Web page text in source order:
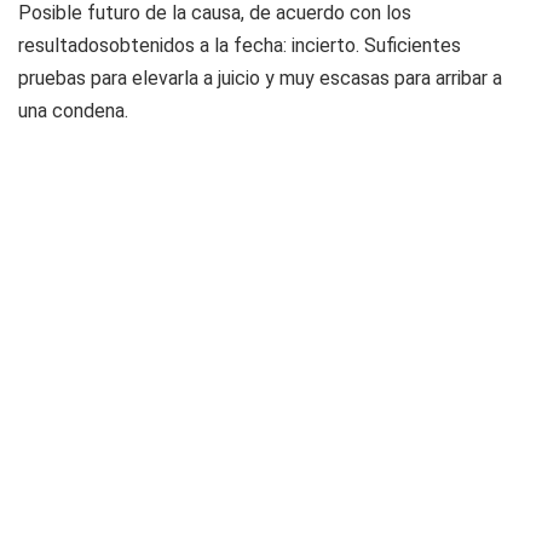
Posible futuro de la causa, de acuerdo con los
resultadosobtenidos a la fecha: incierto. Suficientes
pruebas para elevarla a juicio y muy escasas para arribar a
una condena.